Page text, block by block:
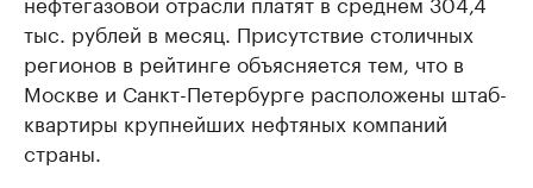
тыс. рублей в месяц. Присутствие столичных
регионов в рейтинге объясняется тем, что в
Москве и Санкт-Петербурге расположены штаб-
квартиры крупнейших нефтяных компаний
страны.